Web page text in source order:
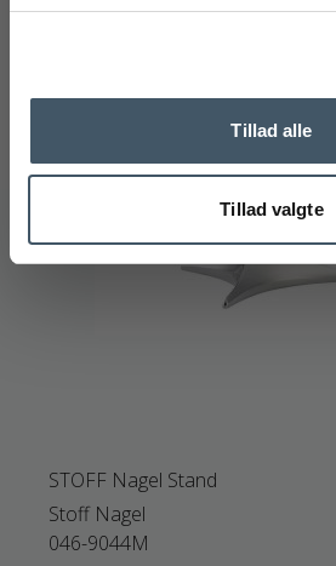
Tillad alle
Tillad valgte
Tilbud
STOFF Nagel Stand
Stoff Nagel
046-9044M